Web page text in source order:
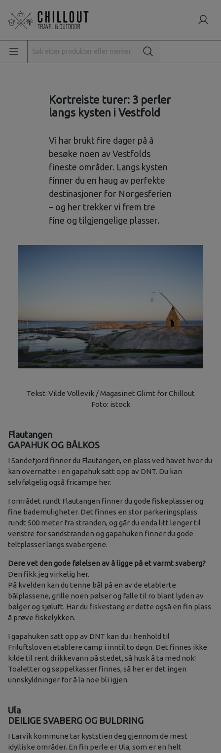
Kortreiste turer: 3 perler
langs kysten i Vestfold
Vi har brukt fire dager på å
besøke noen av Vestfolds
fineste områder. Langs kysten
finner du en haug av perfekte
destinasjoner for Norgesferien
– og her trekker vi frem tre
fine og tilgjengelige plasser.
Tekst: Vilde Vollevik / Magasinet Glimt for Chillout
Foto: istock
Flautangen
GAPAHUK OG BÅLKOS
I Sandefjord finner du Flautangen, en plass ved havet hvor du
kan overnatte i en gapahuk satt opp av DNT. Du kan
selvfølgelig også fricampe her.
I området rundt Flautangen finner du gode fiskeplasser og
fine bademuligheter. Det finnes en stor parkeringsplass
rundt 500 meter fra stranden, og går du enda litt lenger til
venstre for sandstranden og gapahuken finner du gode
teltplasser langs svabergene.
Dere vet den gode følelsen av å ligge på et varmt svaberg?
Den fikk jeg virkelig her.
På kvelden kan du tenne bål på en av de etablerte
bålplassene, grille noen pølser og falle til ro blant lyden av
bølger og sjøluft. Har du fiskestang er dette også en fin plass
å prøve fiskelykken.
I gapahuken satt opp av DNT kan du i henhold til
Friluftsloven etablere camp i inntil to døgn. Det finnes ikke
kilde til rent drikkevann på stedet, så husk å ta med nok!
Toaletter og søppelkasser finnes, så her er det ingen
unnskyldninger for å la noe bli igjen.
Ula
DEILIGE SVABERG OG BULDRING
I Larvik kommune tar kyststien deg gjennom de mest
idylliske områder. En fin perle er Ula, som er en helt